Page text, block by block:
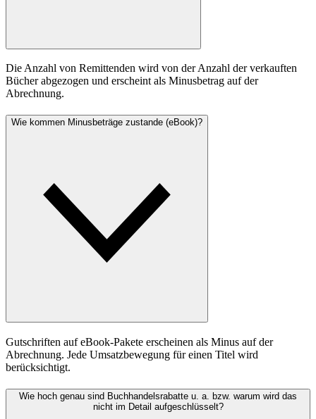
Die Anzahl von Remittenden wird von der Anzahl der verkauften
Bücher abgezogen und erscheint als Minusbetrag auf der
Abrechnung.
Wie kommen Minusbeträge zustande (eBook)?
Gutschriften auf eBook-Pakete erscheinen als Minus auf der
Abrechnung. Jede Umsatzbewegung für einen Titel wird
berücksichtigt.
Wie hoch genau sind Buchhandelsrabatte u. a. bzw. warum wird das
nicht im Detail aufgeschlüsselt?